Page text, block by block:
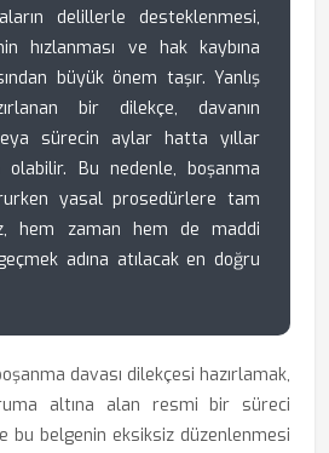
delillerle desteklenmesi,
hızlanması ve hak kaybına
büyük önem taşır. Yanlış
bir dilekçe, davanın
sürecin aylar hatta yıllar
olabilir. Bu nedenle, boşanma
yasal prosedürlere tam
hem zaman hem de maddi
adına atılacak en doğru
davası dilekçesi hazırlamak,
altına alan resmi bir süreci
bu belgenin eksiksiz düzenlenmesi